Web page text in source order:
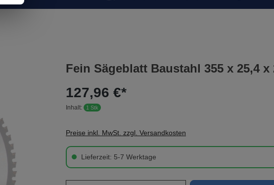
Fein Sägeblatt Baustahl 355 x 25,4 x
127,96 €*
Inhalt: 1 Stk
Preise inkl. MwSt. zzgl. Versandkosten
Lieferzeit: 5-7 Werktage